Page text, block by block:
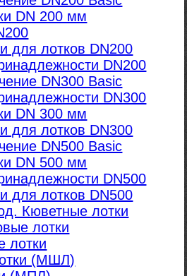
DN 200 мм
для лотков DN200
DN200
DN300 Basic
DN300
DN 300 мм
для лотков DN300
DN500 Basic
DN 500 мм
DN500
для лотков DN500
Кюветные лотки
лотки
лотки
(МШЛ)